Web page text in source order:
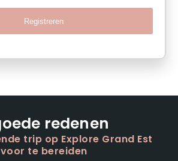
Registreren
redenen
trip op Explore Grand Est
voor te bereiden